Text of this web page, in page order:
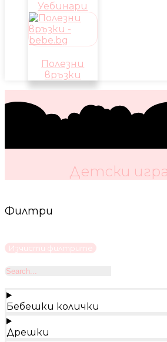
Уебинари
Полезни
връзки
Детски
Филтри
Изчисти филтрите
Бебешки колички
Дрешки